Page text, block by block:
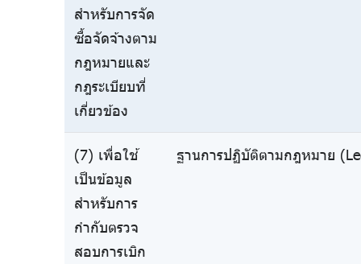
สำหรับการจัด
ซื้อจัดจ้างตาม
กฎหมายและ
กฎระเบียบที่
เกี่ยวข้อง
(7) เพื่อใช้
เป็นข้อมูล
สำหรับการ
กำกับตรวจ
สอบการเบิก
ฐานการปฏิบัติตามกฎหมาย